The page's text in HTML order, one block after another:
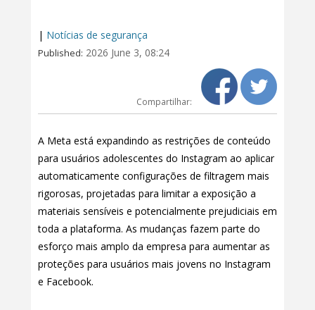
| Notícias de segurança
Published: 2026 June 3, 08:24
Compartilhar:
A Meta está expandindo as restrições de conteúdo
para usuários adolescentes do Instagram ao aplicar
automaticamente configurações de filtragem mais
rigorosas, projetadas para limitar a exposição a
materiais sensíveis e potencialmente prejudiciais em
toda a plataforma. As mudanças fazem parte do
esforço mais amplo da empresa para aumentar as
proteções para usuários mais jovens no Instagram
e Facebook.